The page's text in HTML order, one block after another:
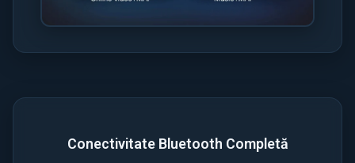
Conectivitate Bluetooth Completă